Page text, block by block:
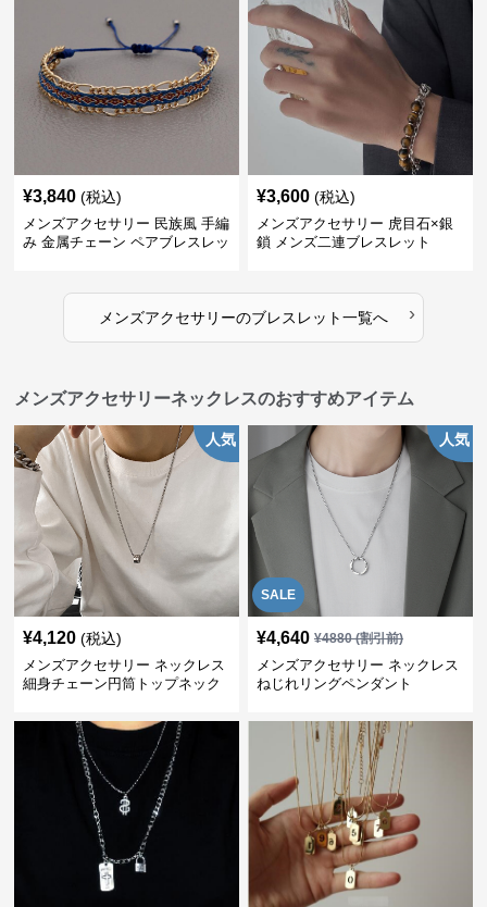
¥3,840 (税込)
メンズアクセサリー 民族風 手編
み 金属チェーン ペアブレスレッ
¥3,600 (税込)
メンズアクセサリー 虎目石×銀
鎖 メンズ二連ブレスレット
メンズアクセサリーのブレスレット一覧へ ›
メンズアクセサリーネックレスのおすすめアイテム
人気
¥4,120 (税込)
メンズアクセサリー ネックレス
細身チェーン円筒トップネック
SALE
人気
¥4,640 ¥4880(割引前)
メンズアクセサリー ネックレス
ねじれリングペンダント